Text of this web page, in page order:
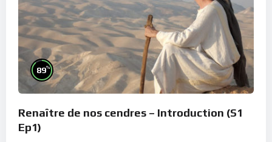
89%
Renaître de nos cendres – Introduction (S1
Ep1)